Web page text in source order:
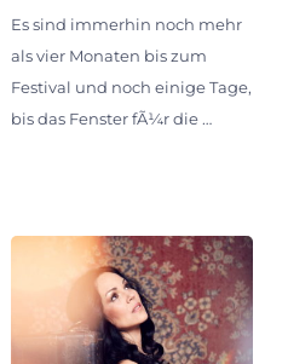
Es sind immerhin noch mehr
als vier Monaten bis zum
Festival und noch einige Tage,
bis das Fenster fÃ¼r die …